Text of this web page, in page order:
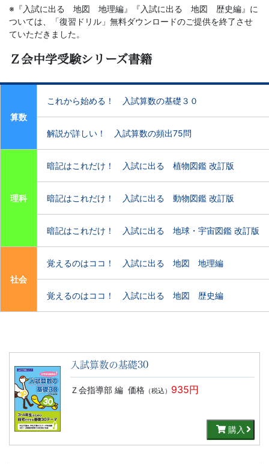
※『入試に出る 地図 地理編』『入試に出る 地図 歴史編』に
ついては、「復習ドリル」 無料ダウンロードのご提供を終了させ
ていただきました。
Ｚ会中学受験シリーズ書籍
算数
これから始める！ 入試算数の基礎３０
解説が詳しい！ 入試算数の頻出75問
理科
暗記はこれだけ！ 入試に出る 植物図鑑 改訂版
暗記はこれだけ！ 入試に出る 動物図鑑 改訂版
暗記はこれだけ！ 入試に出る 地球・宇宙図鑑 改訂版
社会
覚えるのはココ！ 入試に出る 地図 地理編
覚えるのはココ！ 入試に出る 地図 歴史編
入試算数の基礎30
Ｚ会指導部 編 価格（税込） 935円
購入